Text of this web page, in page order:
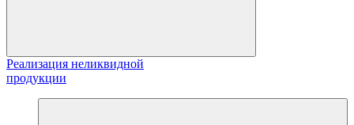
Реализация неликвидной
продукции